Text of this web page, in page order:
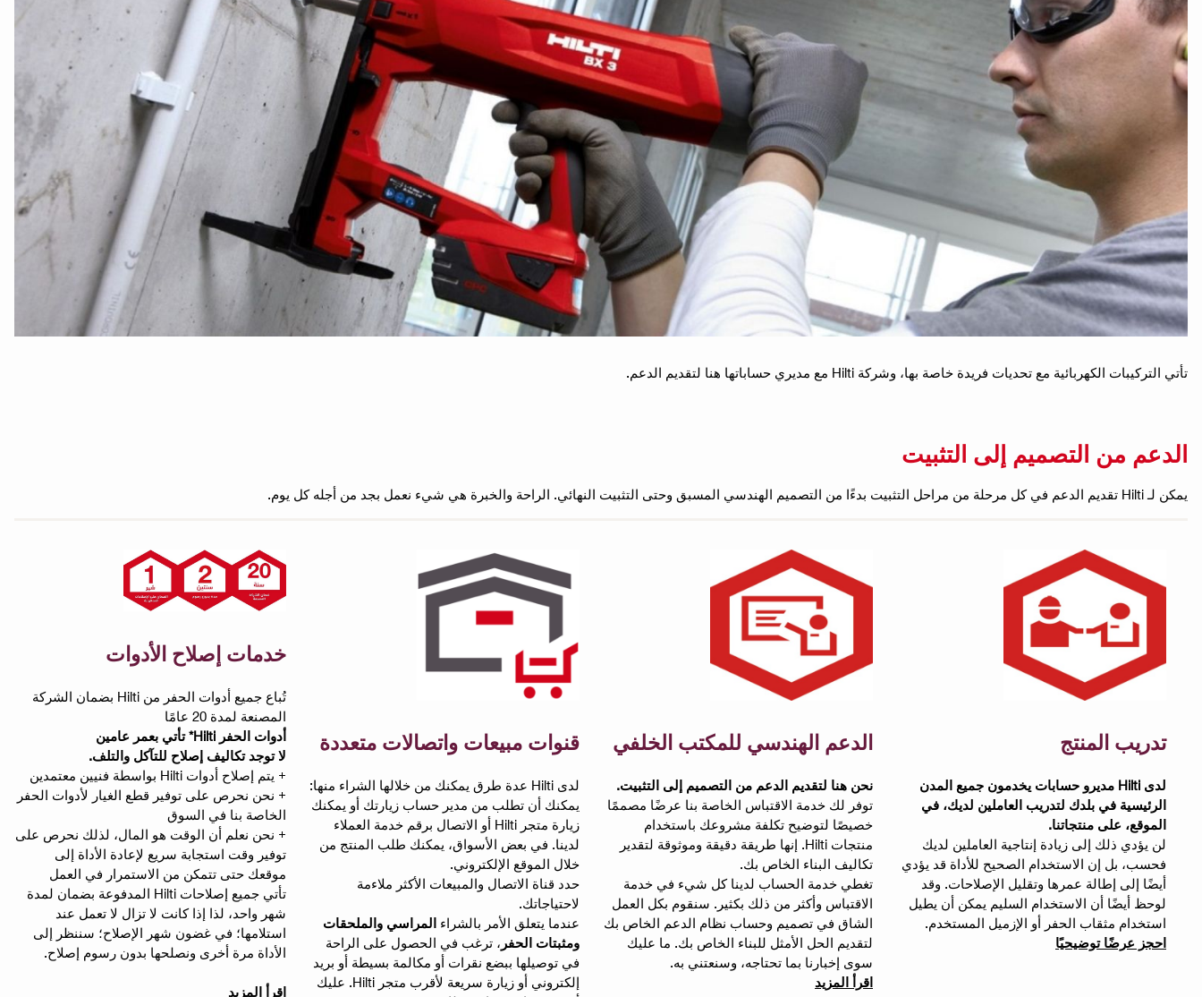
تأتي التركيبات الكهربائية مع تحديات فريدة خاصة بها، وشركة Hilti مع مديري حساباتها هنا لتقديم الدعم.
الدعم من التصميم إلى التثبيت
يمكن لـ Hilti تقديم الدعم في كل مرحلة من مراحل التثبيت بدءًا من التصميم الهندسي المسبق وحتى التثبيت النهائي. الراحة والخبرة هي شيء نعمل بجد من أجله كل يوم.
تدريب المنتج
لدى Hilti مديرو حسابات يخدمون جميع المدن
الرئيسية في بلدك لتدريب العاملين لديك، في
الموقع، على منتجاتنا.
لن يؤدي ذلك إلى زيادة إنتاجية العاملين لديك
فحسب، بل إن الاستخدام الصحيح للأداة قد يؤدي
أيضًا إلى إطالة عمرها وتقليل الإصلاحات. وقد
لوحظ أيضًا أن الاستخدام السليم يمكن أن يطيل
استخدام مثقاب الحفر أو الإزميل المستخدم.
احجز عرضًا توضيحيًا
الدعم الهندسي للمكتب الخلفي
نحن هنا لتقديم الدعم من التصميم إلى التثبيت.
توفر لك خدمة الاقتباس الخاصة بنا عرضًا مصممًا
خصيصًا لتوضيح تكلفة مشروعك باستخدام
منتجات Hilti. إنها طريقة دقيقة وموثوقة لتقدير
تكاليف البناء الخاص بك.
تغطي خدمة الحساب لدينا كل شيء في خدمة
الاقتباس وأكثر من ذلك بكثير. سنقوم بكل العمل
الشاق في تصميم وحساب نظام الدعم الخاص بك
لتقديم الحل الأمثل للبناء الخاص بك. ما عليك
سوى إخبارنا بما تحتاجه، وسنعتني به.
اقرأ المزيد
قنوات مبيعات واتصالات متعددة
لدى Hilti عدة طرق يمكنك من خلالها الشراء منها:
يمكنك أن تطلب من مدير حساب زيارتك أو يمكنك
زيارة متجر Hilti أو الاتصال برقم خدمة العملاء
لدينا. في بعض الأسواق، يمكنك طلب المنتج من
خلال الموقع الإلكتروني.
حدد قناة الاتصال والمبيعات الأكثر ملاءمة
لاحتياجاتك.
عندما يتعلق الأمر بالشراء المراسي والملحقات
ومثبتات الحفر ، ترغب في الحصول على الراحة
في توصيلها ببضع نقرات أو مكالمة بسيطة أو بريد
إلكتروني أو زيارة سريعة لأقرب متجر Hilti. عليك
خدمات إصلاح الأدوات
تُباع جميع أدوات الحفر من Hilti بضمان الشركة
المصنعة لمدة 20 عامًا
أدوات الحفر Hilti* تأتي بعمر عامين
لا توجد تكاليف إصلاح للتآكل والتلف.
+ يتم إصلاح أدوات Hilti بواسطة فنيين معتمدين
+ نحن نحرص على توفير قطع الغيار لأدوات الحفر
الخاصة بنا في السوق
+ نحن نعلم أن الوقت هو المال، لذلك نحرص على
توفير وقت استجابة سريع لإعادة الأداة إلى
موقعك حتى تتمكن من الاستمرار في العمل
تأتي جميع إصلاحات Hilti المدفوعة بضمان لمدة
شهر واحد، لذا إذا كانت لا تزال لا تعمل عند
استلامها؛ في غضون شهر الإصلاح؛ سننظر إلى
الأداة مرة أخرى ونصلحها بدون رسوم إصلاح.
اقرأ المزيد